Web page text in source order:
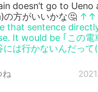
doesn’t go to Ueno
の方がいいかな🤔 ↑↑
that sentence
It would be ｢この電
には行かないんだって
ね